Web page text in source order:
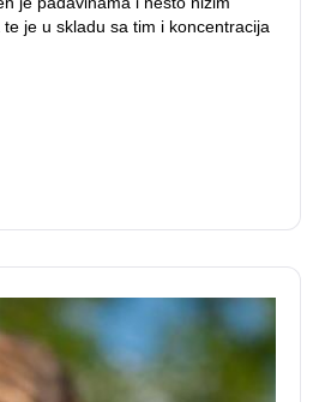
je u skladu sa tim i koncentracija